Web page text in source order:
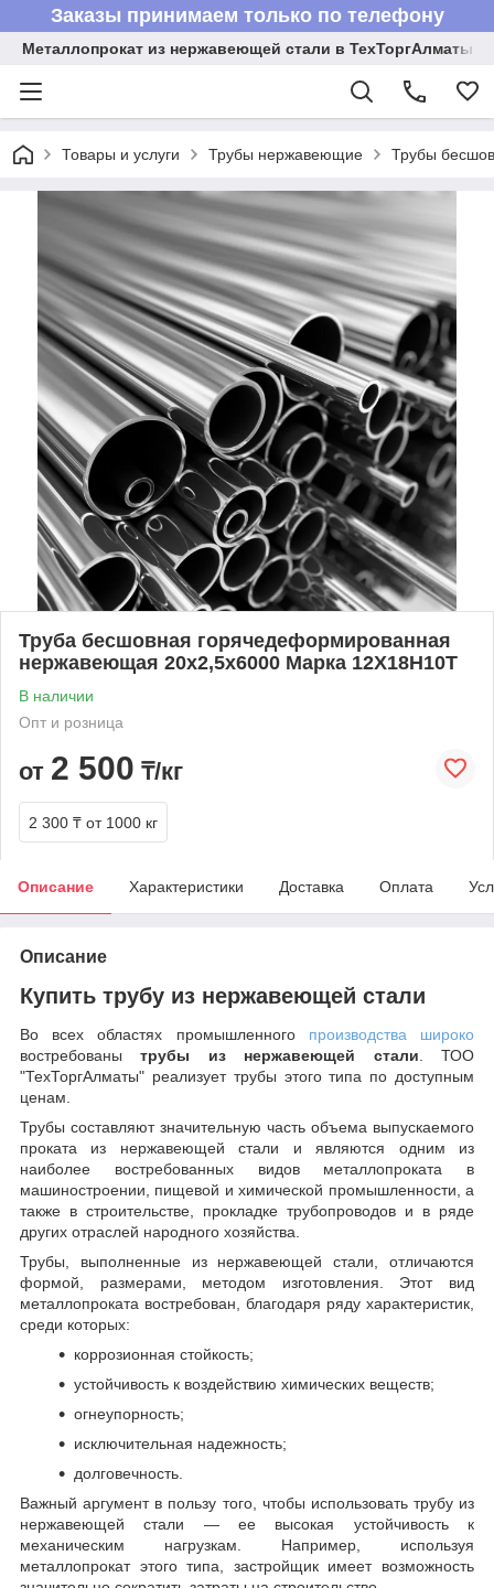
Заказы принимаем только по телефону
Металлопрокат из нержавеющей стали в ТехТоргАлматы
Товары и услуги Трубы нержавеющие Трубы
Труба бесшовная горячедеформированная
нержавеющая 20х2,5х6000 Марка 12Х18Н10Т
В наличии
Опт и розница
от 2 500 ₸/кг
2 300 ₸ от 1000 кг
Описание Характеристики Доставка Оплата
Описание
Купить трубу из нержавеющей стали
Во всех областях промышленногопроизводства широко
востребованытрубы из нержавеющей стали. ТОО
"ТехТоргАлматы" реализует трубы этого типа по доступным
ценам.
Трубы составляют значительную часть объема выпускаемого
проката из нержавеющей стали и являются одним из
наиболее востребованных видов металлопроката в
машиностроении, пищевой и химической промышленности, а
также в строительстве, прокладке трубопроводов и в ряде
других отраслей народного хозяйства.
Трубы, выполненные из нержавеющей стали, отличаются
формой, размерами, методом изготовления. Этот вид
металлопроката востребован, благодаря ряду характеристик,
среди которых:
коррозионная стойкость;
устойчивость к воздействию химических веществ;
огнеупорность;
исключительная надежность;
долговечность.
Важный аргумент в пользу того, чтобы использовать трубу из
нержавеющей стали — ее высокая устойчивость к
механическим нагрузкам. Например, используя
металлопрокат этого типа, застройщик имеет возможность